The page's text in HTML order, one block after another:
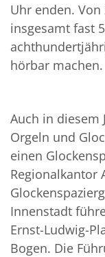
Uhr enden.
insgesamt fast
hörbar machen.
Auch in diesem
Orgeln und
einen
Regionalkantor
Innenstadt
Ernst-Ludwig-
Bogen. Die